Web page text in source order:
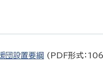
団設置要綱 (PDF形式：